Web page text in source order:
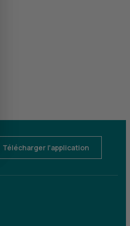
Télécharger l'application